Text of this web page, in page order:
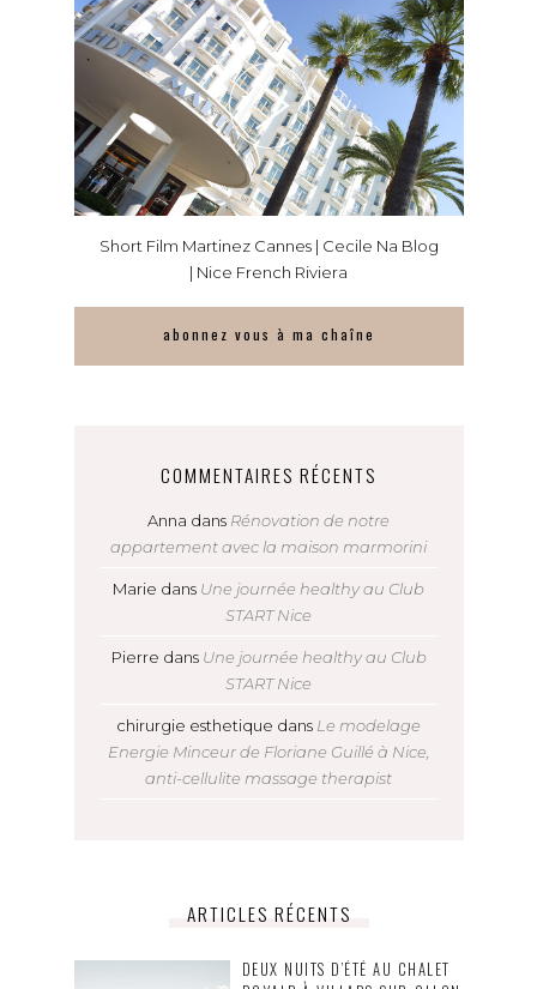
Short Film Martinez Cannes | Cecile Na Blog
| Nice French Riviera
abonnez vous à ma chaîne
COMMENTAIRES RÉCENTS
Anna dans Rénovation de notre
appartement avec la maison marmorini
Marie dans Une journée healthy au Club
START Nice
Pierre dans Une journée healthy au Club
START Nice
chirurgie esthetique dans Le modelage
Energie Minceur de Floriane Guillé à Nice,
anti-cellulite massage therapist
ARTICLES RÉCENTS
DEUX NUITS D’ÉTÉ AU CHALET